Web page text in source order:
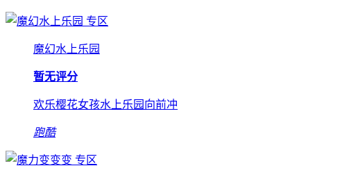
专区
魔幻水上乐园
暂无评分
欢乐樱花女孩水上乐园向前冲
跑酷
专区